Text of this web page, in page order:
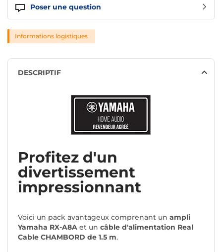
Poser une question
Informations logistiques
DESCRIPTIF
Profitez d'un
divertissement
impressionnant
Voici un pack avantageux comprenant un ampli
Yamaha RX-A8A et un câble d'alimentation Real
Cable CHAMBORD de 1.5 m.